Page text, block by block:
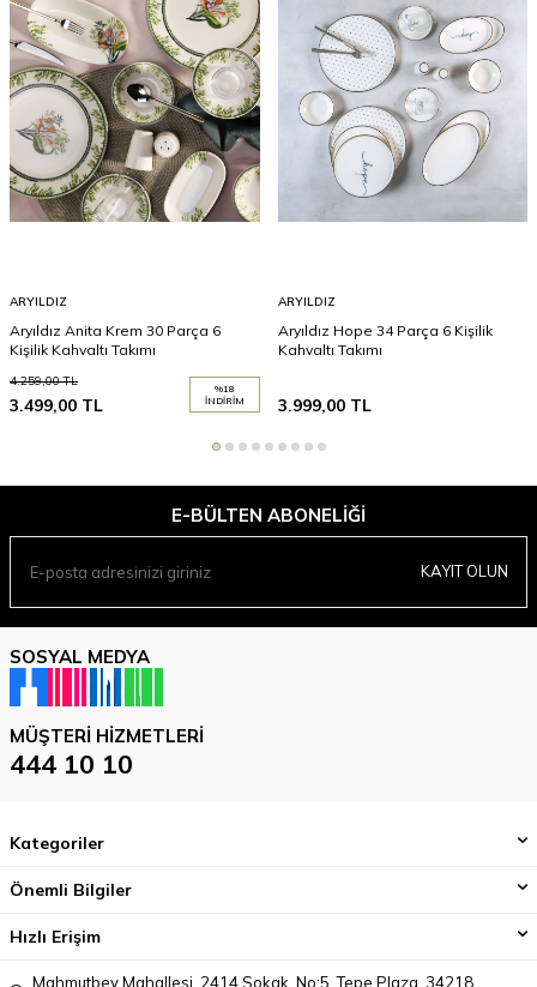
ARYILDIZ
Aryıldız Anita Krem 30 Parça 6
Kişilik Kahvaltı Takımı
4.259,00TL
3.499,00 TL
%18
İNDIRIM
ARYILDIZ
Aryıldız Hope 34 Parça 6 Kişilik
Kahvaltı Takımı
3.999,00TL
E-BÜLTEN ABONELIĞI
KAYIT OLUN
SOSYAL MEDYA
MÜŞTERI HIZMETLERI
444 10 10
Kategoriler
Önemli Bilgiler
Hızlı Erişim
Mahmutbey Mahallesi, 2414 Sokak, No:5, Tepe Plaza, 34218